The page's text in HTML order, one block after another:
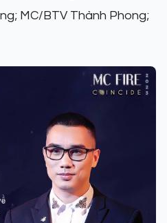
MC/BTV Thành Phong;